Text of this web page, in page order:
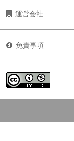
運営会社
免責事項